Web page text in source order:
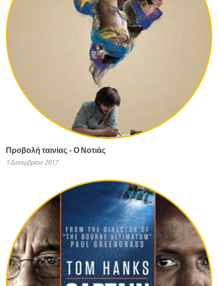
Προβολή ταινίας - Ο Νοτιάς
1 Δεκεμβρίου 2017